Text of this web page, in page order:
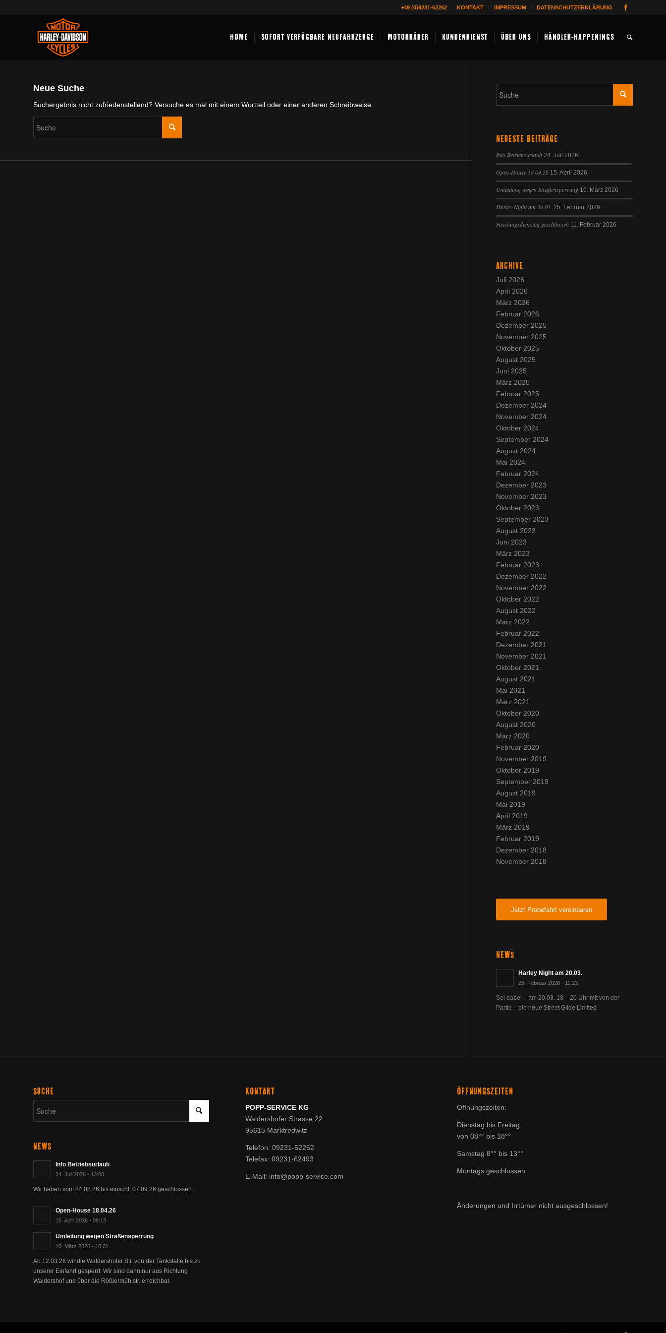
KONTAKT IMPRESSUM DATENSCHUTZERKLÄRUNG
+49 (0)9231-62262
HOME SOFORT VERFÜGBARE NEUFAHRZEUGE MOTORRÄDER KUNDENDIENST ÜBER UNS HÄNDLER-HAPPENINGS
Neue Suche
Suchergebnis nicht zufriedenstellend? Versuche es mal mit einem Wortteil oder einer anderen Schreibweise.
NEUESTE BEITRÄGE
Info Betriebsurlaub 24. Juli 2026
Open-House 18.04.26 15. April 2026
Umleitung wegen Straßensperrung 10. März 2026
Harley Night am 20.03. 25. Februar 2026
Faschingsdienstag geschlossen 11. Februar 2026
ARCHIVE
Juli 2026
April 2026
März 2026
Februar 2026
Dezember 2025
November 2025
Oktober 2025
August 2025
Juni 2025
März 2025
Februar 2025
Dezember 2024
November 2024
Oktober 2024
September 2024
August 2024
Mai 2024
Februar 2024
Dezember 2023
November 2023
Oktober 2023
September 2023
August 2023
Juni 2023
März 2023
Februar 2023
Dezember 2022
November 2022
Oktober 2022
August 2022
März 2022
Februar 2022
Dezember 2021
November 2021
Oktober 2021
August 2021
Mai 2021
März 2021
Oktober 2020
August 2020
März 2020
Februar 2020
November 2019
Oktober 2019
September 2019
August 2019
Mai 2019
April 2019
März 2019
Februar 2019
Dezember 2018
November 2018
Jetzt Probefahrt vereinbaren
NEWS
Harley Night am 20.03.
25. Februar 2026 - 11:23
Sei dabei – am 20.03. 18 – 20 Uhr mit von der
Partie – die neue Street Glide Limited
SUCHE
NEWS
Info Betriebsurlaub
24. Juli 2026 - 13:08
Wir haben vom 24.08.26 bis einschl. 07.09.26 geschlossen.
Open-House 18.04.26
15. April 2026 - 09:13
Umleitung wegen Straßensperrung
10. März 2026 - 10:01
Ab 12.03.26 wir die Waldershofer Str. von der Tankstelle bis zu
unserer Einfahrt gesperrt. Wir sind dann nur aus Richtung
Waldershof und über die Rößlermühlstr. erreichbar.
KONTAKT
POPP-SERVICE KG
Waldershofer Strasse 22
95615 Marktredwitz
Telefon: 09231-62262
Telefax: 09231-62493
E-Mail: info@popp-service.com
ÖFFNUNGSZEITEN
Öffnungszeiten:
Dienstag bis Freitag:
von 08°° bis 18°°
Samstag 8°° bis 13°°
Montags geschlossen.
Änderungen und Irrtümer nicht ausgeschlossen!